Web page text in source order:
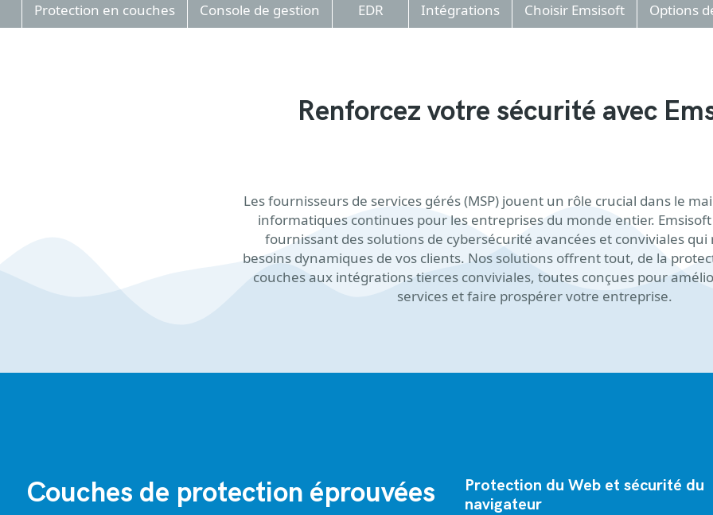
Protection en couches Console de gestion EDR Intégrations Choisir Emsisoft Options
Renforcez votre sécurité avec
Les fournisseurs de services gérés (MSP) jouent un rôle crucial dans le
informatiques continues pour les entreprises du monde entier. Emsisoft
fournissant des solutions de cybersécurité avancées et conviviales
besoins dynamiques de vos clients. Nos solutions offrent tout, de la
couches aux intégrations tierces conviviales, toutes conçues pour
services et faire prospérer votre entreprise.
Couches de protection éprouvées
Protection du Web et sécurité du
navigateur